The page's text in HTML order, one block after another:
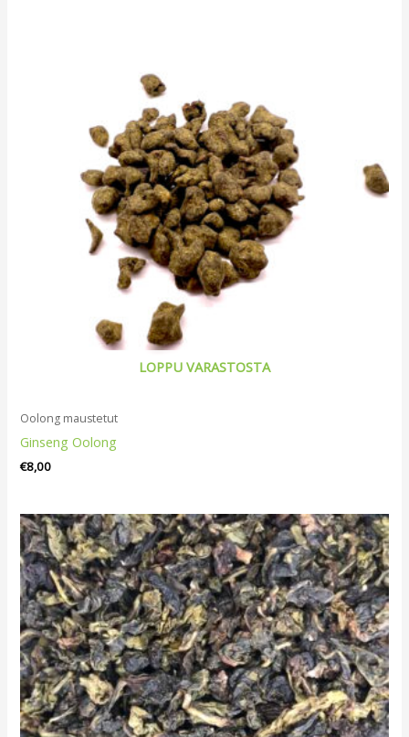
LOPPU VARASTOSTA
Oolong maustetut
Ginseng Oolong
€8,00